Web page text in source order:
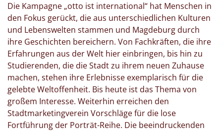
Die Kampagne „otto ist international“ hat Menschen in
den Fokus gerückt, die aus unterschiedlichen Kulturen
und Lebenswelten stammen und Magdeburg durch
ihre Geschichten bereichern. Von Fachkräften, die ihre
Erfahrungen aus der Welt hier einbringen, bis hin zu
Studierenden, die die Stadt zu ihrem neuen Zuhause
machen, stehen ihre Erlebnisse exemplarisch für die
gelebte Weltoffenheit. Bis heute ist das Thema von
großem Interesse. Weiterhin erreichen den
Stadtmarketingverein Vorschläge für die lose
Fortführung der Porträt-Reihe. Die beeindruckenden